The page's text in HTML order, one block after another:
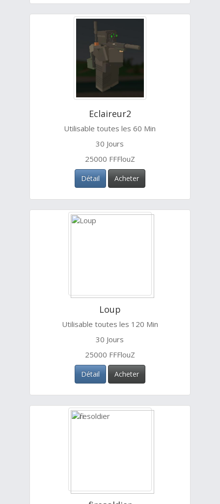
Eclaireur2
Utilisable toutes les 60 Min
30 Jours
25000 FFFlouZ
Détail Acheter
Loup
Utilisable toutes les 120 Min
30 Jours
25000 FFFlouZ
Détail Acheter